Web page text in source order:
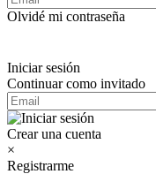
Olvidé mi contraseña
Iniciar sesión
Continuar como invitado
Crear una cuenta
×
Registrarme